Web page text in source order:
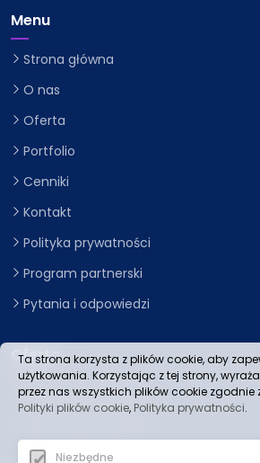
Menu
Strona główna
O nas
Oferta
Portfolio
Cenniki
Kontakt
Polityka prywatności
Program partnerski
Pytania i odpowiedzi
Oferta
Strony internetowe
Sklepy internetowe
Ta strona korzysta z plików cookie, aby
użytkowania. Korzystając z tej strony,
przez nas wszystkich plików cookie zgodnie
Polityki plików cookie, Polityka prywatności.
Niezbędne